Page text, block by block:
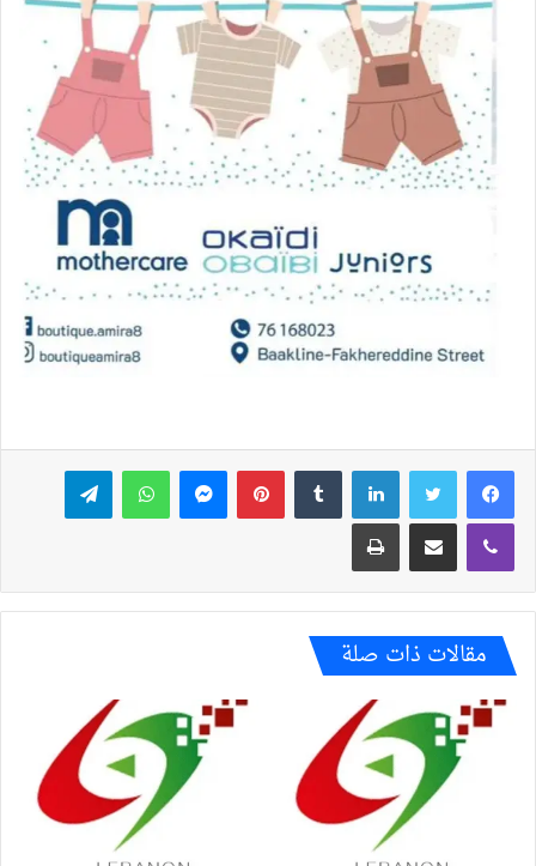
فيسبوك تويتر لينكدإن بينتيريستماسنجر واتساب تيلقرام
ڤايبر مشاركة عبر البريد طباعة
مقالات ذات صلة